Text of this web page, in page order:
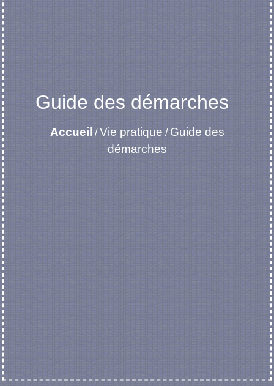
Guide des démarches
Accueil /Vie pratique / Guide des
démarches